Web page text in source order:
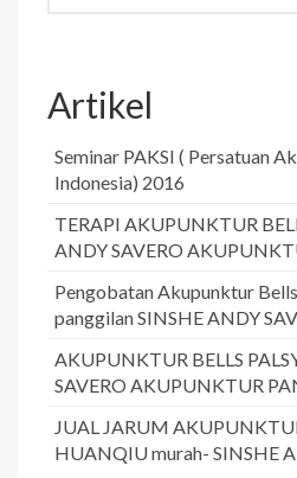
Artikel
Seminar PAKSI ( Persatuan
Indonesia) 2016
TERAPI AKUPUNKTUR
ANDY SAVERO
Pengobatan Akupunktur
panggilan SINSHE ANDY
AKUPUNKTUR BELLS
SAVERO AKUPUNKTUR
JUAL JARUM
HUANQIU murah- SINSHE